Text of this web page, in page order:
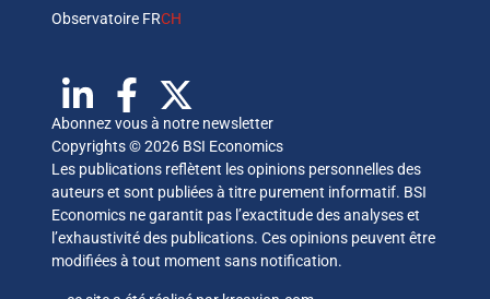
Observatoire FRCH
Abonnez vous à notre newsletter
Copyrights © 2026 BSI Economics
Les publications reflètent les opinions personnelles des
auteurs et sont publiées à titre purement informatif. BSI
Economics ne garantit pas l’exactitude des analyses et
l’exhaustivité des publications. Ces opinions peuvent être
modifiées à tout moment sans notification.